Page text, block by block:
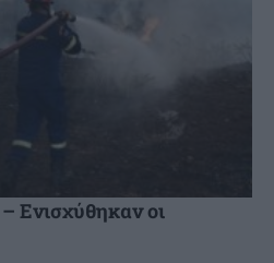
Ενισχύθηκαν οι